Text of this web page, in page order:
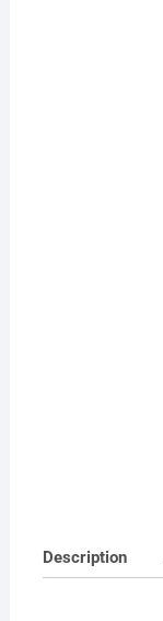
Description